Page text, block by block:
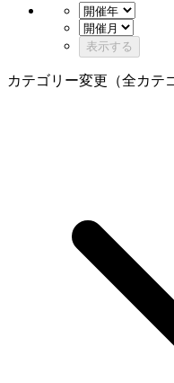
カテゴリー変更（全カテ